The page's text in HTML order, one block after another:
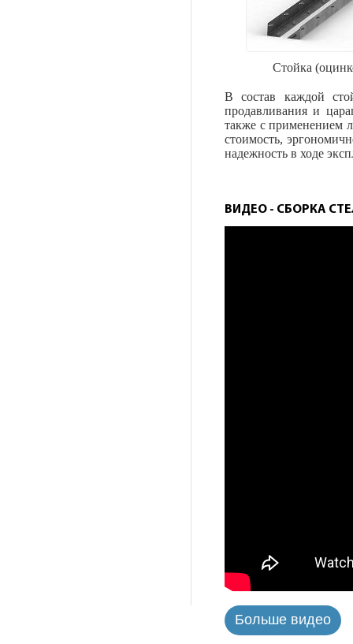
Стойка
В состав каждой
продавливания и
также с применением
стоимость,
надежность в ходе
ВИДЕО - СБОРКА
Больше видео